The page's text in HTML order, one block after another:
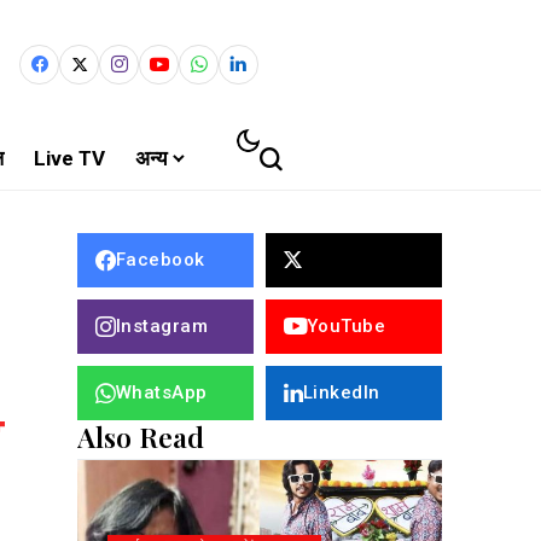
Live TV अन्य
Facebook
Instagram YouTube
WhatsApp LinkedIn
Also Read